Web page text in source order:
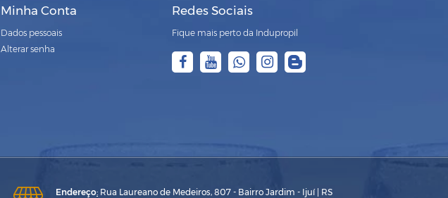
Minha Conta
Dados pessoais
Alterar senha
Redes Sociais
Fique mais perto da Indupropil
Endereço: Rua Laureano de Medeiros, 807 - Bairro Jardim - Ijuí | RS